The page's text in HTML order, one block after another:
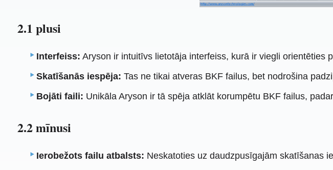
2.1 plusi
Interfeiss: Aryson ir intuitīvs lietotāja interfeiss, kurā ir viegli orientēties
Skatīšanās iespēja: Tas ne tikai atveras BKF failus, bet nodrošina
Bojāti faili: Unikāla Aryson ir tā spēja atklāt korumpētu BKF failus,
2.2 mīnusi
Ierobežots failu atbalsts: Neskatoties uz daudzpusīgajām skatīšanas